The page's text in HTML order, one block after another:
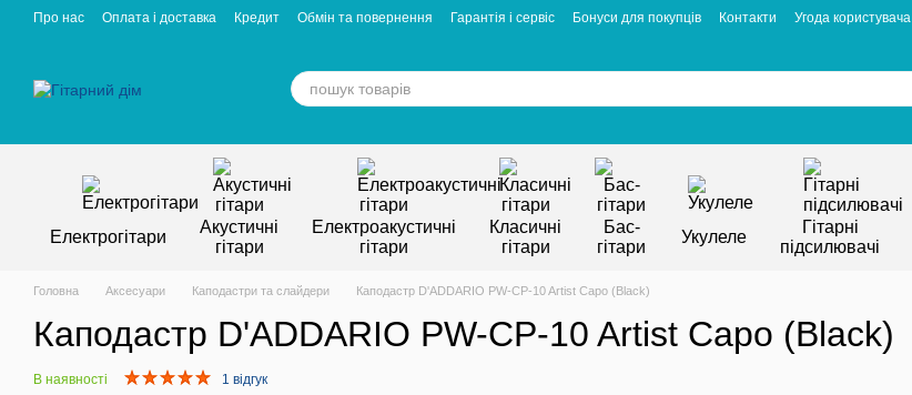
Перейти к основному контенту
Про нас Оплата і доставка Кредит Обмін та повернення Гарантія і сервіс Бонуси для покупців Контакти
Угода користувача
Електрогітари
Акустичні
гітари
Електроакустичні
гітари
Класичні
гітари
Бас-
гітари
Укулеле
Гітарні
підсилювачі
Головна Аксесуари Каподастри та слайдери Каподастр D'ADDARIO PW-CP-10 Artist Capo (Black)
Каподастр D'ADDARIO PW-CP-10 Artist Capo (Black)
В наявності 1 відгук